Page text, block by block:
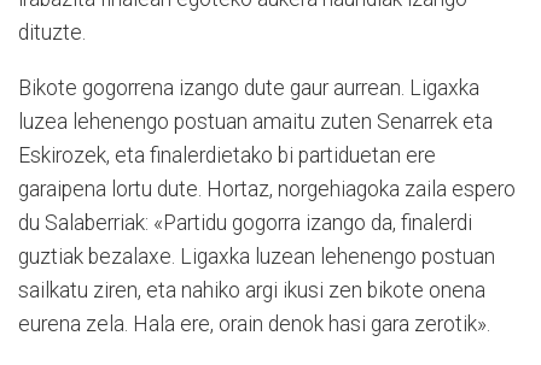
dituzte.
Bikote gogorrena izango dute gaur aurrean. Ligaxka
luzea lehenengo postuan amaitu zuten Senarrek eta
Eskirozek, eta finalerdietako bi partiduetan ere
garaipena lortu dute. Hortaz, norgehiagoka zaila espero
du Salaberriak: «Partidu gogorra izango da, finalerdi
guztiak bezalaxe. Ligaxka luzean lehenengo postuan
sailkatu ziren, eta nahiko argi ikusi zen bikote onena
eurena zela. Hala ere, orain denok hasi gara zerotik».